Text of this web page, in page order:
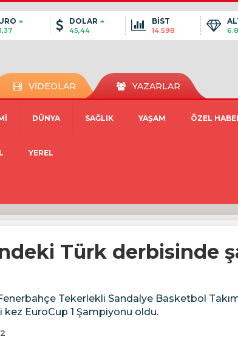
DOLAR
45,44
BİST
14.598
VİDEOLAR YAZARLAR
DÜNYA SAĞLIK YAŞAM ÖZEL
YEREL
Türk derbisinde
Tekerlekli Sandalye Basketbol
kez EuroCup 1 Şampiyonu oldu.